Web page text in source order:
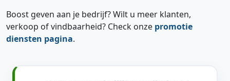
Boost geven aan je bedrijf? Wilt u meer klanten,
verkoop of vindbaarheid? Check onze promotie
diensten pagina.